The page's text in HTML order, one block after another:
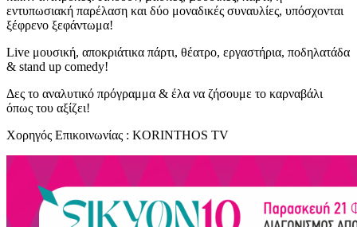
εντυπωσιακή παρέλαση και δύο μοναδικές συναυλίες, υπόσχονται
ξέφρενο ξεφάντωμα!
Live μουσική, αποκριάτικα πάρτι, θέατρο, εργαστήρια, ποδηλατάδα
& stand up comedy!
Δες το αναλυτικό πρόγραμμα & έλα να ζήσουμε το καρναβάλι
όπως του αξίζει!
Χορηγός Επικοινωνίας : KORINTHOS TV